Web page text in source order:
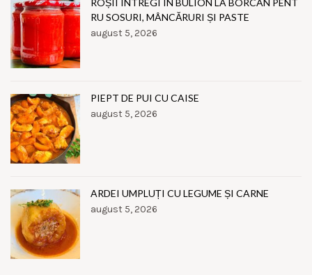
ROȘII ÎNTREGI ÎN BULION LA BORCAN PENT
RU SOSURI, MÂNCĂRURI ȘI PASTE
august 5, 2026
PIEPT DE PUI CU CAISE
august 5, 2026
ARDEI UMPLUȚI CU LEGUME ȘI CARNE
august 5, 2026